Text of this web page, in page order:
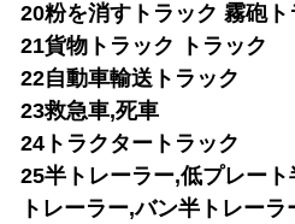
20粉を消すトラック 霧砲ト
21貨物トラック トラック
22自動車輸送トラック
23救急車,死車
24トラクタートラック
25半トレーラー,低プレー
トレーラー,バン半トレー